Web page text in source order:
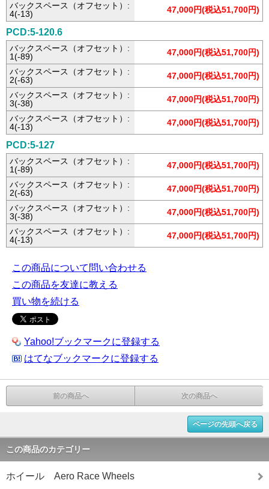
バックスペース（オフセット）:
4(-13)
47,000円(税込51,700円)
PCD:5-120.6
バックスペース（オフセット）:
1(-89)
47,000円(税込51,700円)
バックスペース（オフセット）:
2(-63)
47,000円(税込51,700円)
バックスペース（オフセット）:
3(-38)
47,000円(税込51,700円)
バックスペース（オフセット）:
4(-13)
47,000円(税込51,700円)
PCD:5-127
バックスペース（オフセット）:
1(-89)
47,000円(税込51,700円)
バックスペース（オフセット）:
2(-63)
47,000円(税込51,700円)
バックスペース（オフセット）:
3(-38)
47,000円(税込51,700円)
バックスペース（オフセット）:
4(-13)
47,000円(税込51,700円)
この商品について問い合わせる
この商品を友達に教える
買い物を続ける
Yahoo!ブックマークに登録する
はてなブックマークに登録する
前の商品へ 次の商品へ
ページの先頭へ戻る
この商品のカテゴリー
ホイール Aero Race Wheels